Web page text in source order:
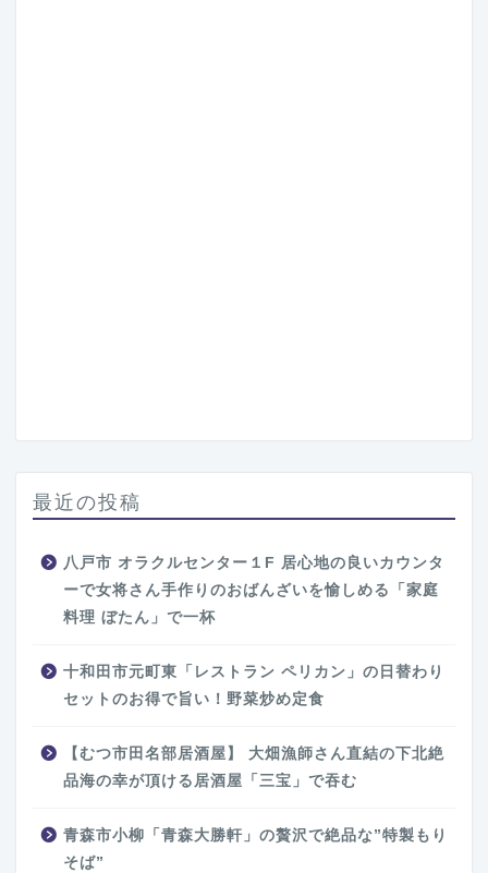
最近の投稿
八戸市 オラクルセンター１F 居心地の良いカウンタ
ーで女将さん手作りのおばんざいを愉しめる「家庭
料理 ぼたん」で一杯
十和田市元町東「レストラン ペリカン」の日替わり
セットのお得で旨い！野菜炒め定食
【むつ市田名部居酒屋】 大畑漁師さん直結の下北絶
品海の幸が頂ける居酒屋「三宝」で吞む
青森市小柳「青森大勝軒」の贅沢で絶品な”特製もり
そば”